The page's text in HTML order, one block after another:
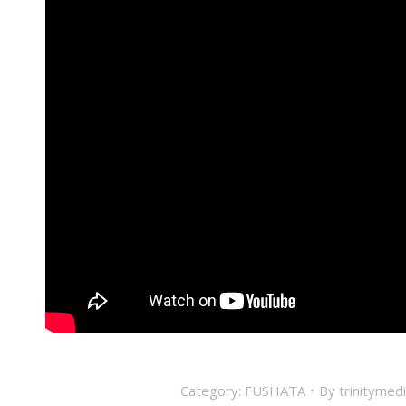
Category: FUSHATA By